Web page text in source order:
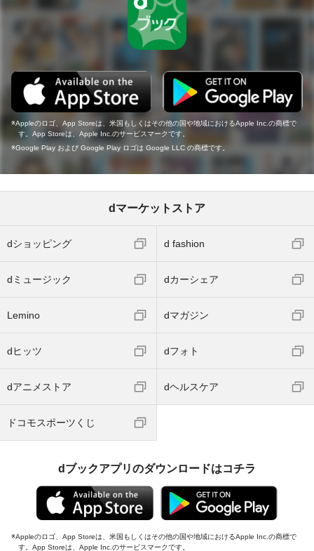
Appleのロゴ、App Storeは、米国もしくはその他の国や地域におけるApple Inc.の商標で
す。App Storeは、Apple Inc.のサービスマークです。
Google Play および Google Play ロゴは Google LLC の商標です。
dマーケットストア
dショッピング d fashion
dミュージック dカーシェア
Lemino dマガジン
dヒッツ dフォト
dアニメストア dヘルスケア
ドコモスポーツくじ
dブックアプリのダウンロードはコチラ
Appleのロゴ、App Storeは、米国もしくはその他の国や地域におけるApple Inc.の商標で
す。App Storeは、Apple Inc.のサービスマークです。